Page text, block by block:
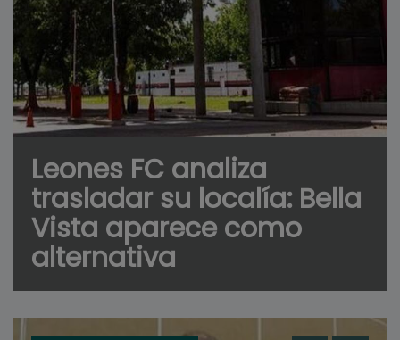
Leones FC analiza
trasladar su localía: Bella
Vista aparece como
alternativa